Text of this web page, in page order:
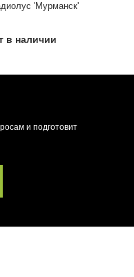
'Мурманск'
в наличии
и подготовит